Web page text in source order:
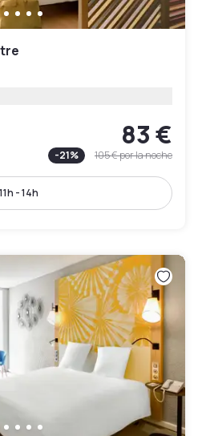
83 €
-21% 105 €por la noche
11h - 14h